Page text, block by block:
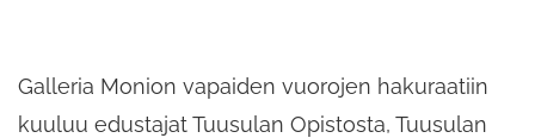
Galleria Monion vapaiden vuorojen hakuraatiin
kuuluu edustajat Tuusulan Opistosta, Tuusulan